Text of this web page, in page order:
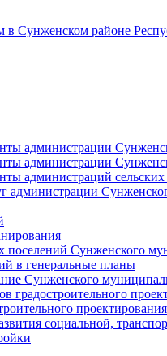
в Сунженском районе
администрации
администрации
администраций
администрации
поселений Сунженского
в генеральные планы
Сунженского
градостроительного
проектирования
социальной,